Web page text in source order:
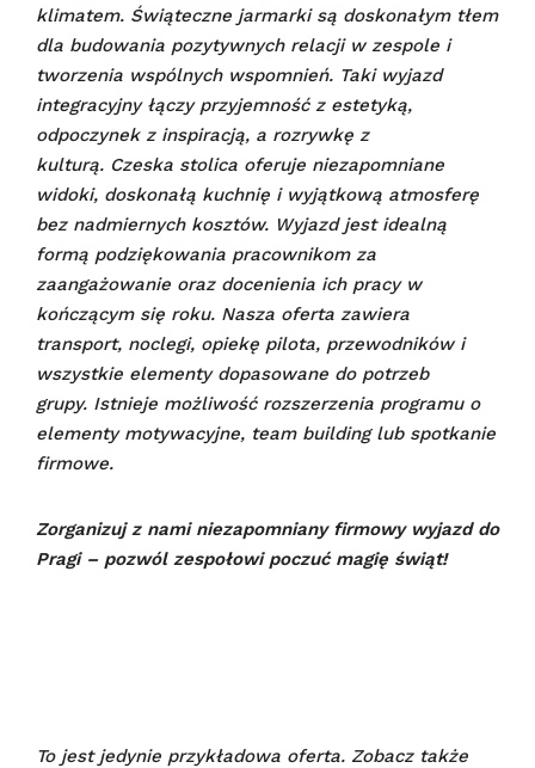
klimatem. Świąteczne jarmarki są doskonałym tłem
dla budowania pozytywnych relacji w zespole i
tworzenia wspólnych wspomnień. Taki wyjazd
integracyjny łączy przyjemność z estetyką,
odpoczynek z inspiracją, a rozrywkę z
kulturą. Czeska stolica oferuje niezapomniane
widoki, doskonałą kuchnię i wyjątkową atmosferę
bez nadmiernych kosztów. Wyjazd jest idealną
formą podziękowania pracownikom za
zaangażowanie oraz docenienia ich pracy w
kończącym się roku. Nasza oferta zawiera
transport, noclegi, opiekę pilota, przewodników i
wszystkie elementy dopasowane do potrzeb
grupy. Istnieje możliwość rozszerzenia programu o
elementy motywacyjne, team building lub spotkanie
firmowe.
Zorganizuj z nami niezapomniany firmowy wyjazd do
Pragi – pozwól zespołowi poczuć magię świąt!
To jest jedynie przykładowa oferta. Zobacz także